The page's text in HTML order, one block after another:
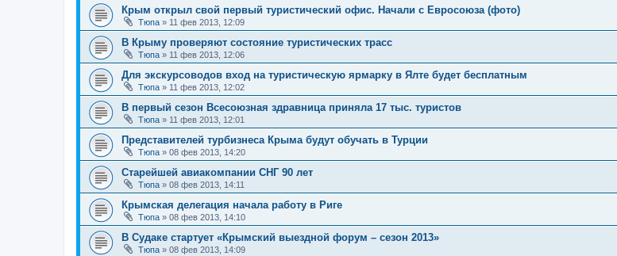
Крым открыл свой первый туристический офис. Начали с Евросоюза (фото)
Тюпа » 11 фев 2013, 12:09
В Крыму проверяют состояние туристических трасс
Тюпа » 11 фев 2013, 12:06
Для экскурсоводов вход на туристическую ярмарку в Ялте будет бесплатным
Тюпа » 11 фев 2013, 12:02
В первый сезон Всесоюзная здравница приняла 17 тыс. туристов
Тюпа » 11 фев 2013, 12:01
Представителей турбизнеса Крыма будут обучать в Турции
Тюпа » 08 фев 2013, 14:20
Старейшей авиакомпании СНГ 90 лет
Тюпа » 08 фев 2013, 14:11
Крымская делегация начала работу в Риге
Тюпа » 08 фев 2013, 14:10
В Судаке стартует «Крымский выездной форум – сезон 2013»
Тюпа » 08 фев 2013, 14:09